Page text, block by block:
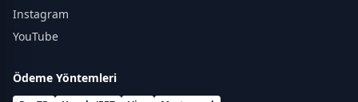
Instagram
YouTube
Ödeme Yöntemleri